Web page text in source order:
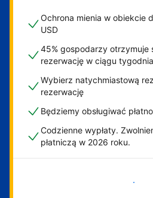
Ochrona mienia w obiekcie
USD
45% gospodarzy otrzymuje
rezerwację w ciągu tygodnia
Wybierz natychmiastową
rezerwację
Będziemy obsługiwać
Codzienne wypłaty.
płatniczą w 2026 roku.
Zacznij już teraz